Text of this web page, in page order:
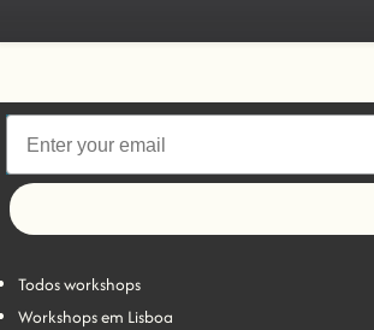
Todos workshops
Workshops em Lisboa